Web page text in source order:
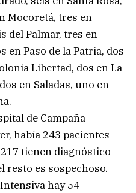
Mocoretá, tres en
del Palmar, tres en
en Paso de la Patria, dos
Libertad, dos en La
en Saladas, uno en
de Campaña
había 243 pacientes
tienen diagnóstico
resto es sospechoso.
hay 54